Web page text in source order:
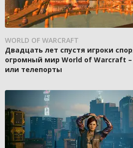
WORLD OF WARCRAFT
Двадцать лет спустя игроки
огромный мир World of Warcraft
или телепорты